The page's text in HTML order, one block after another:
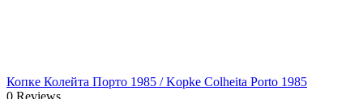
Копке Колейта Порто 1985 / Kopke Colheita Porto 1985
0 Reviews